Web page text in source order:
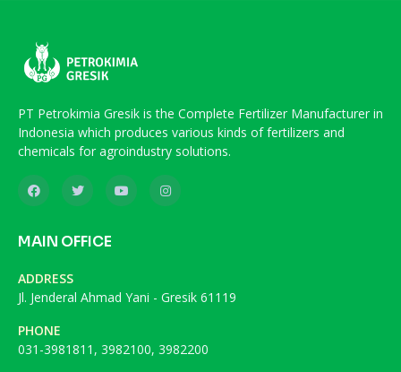
PT Petrokimia Gresik is the Complete Fertilizer Manufacturer in
Indonesia which produces various kinds of fertilizers and
chemicals for agroindustry solutions.
MAIN OFFICE
ADDRESS
Jl. Jenderal Ahmad Yani - Gresik 61119
PHONE
031-3981811, 3982100, 3982200